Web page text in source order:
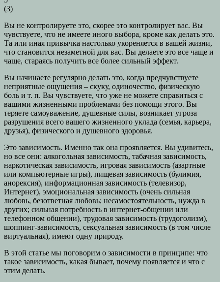
(3)
Вы не контролируете это, скорее это контролирует вас. Вы
чувствуете, что не имеете иного выбора, кроме как делать это.
Та или иная привычка настолько укореняется в вашей жизни,
что становится незаметной для вас. Вы делаете это все чаще и
чаще, стараясь получить все более сильный эффект.
Вы начинаете регулярно делать это, когда предчувствуете
неприятные ощущения – скуку, одиночество, физическую
боль и т. п. Вы чувствуете, что уже не можете справиться с
вашими жизненными проблемами без помощи этого. Вы
теряете самоуважение, душевные силы, возникает угроза
разрушения всего вашего жизненного уклада (семья, карьера,
друзья), физического и душевного здоровья.
Это зависимость. Именно так она проявляется. Вы удивитесь,
но все они: алкогольная зависимость, табачная зависимость,
наркотическая зависимость, игровая зависимость (азартные
или компьютерные игры), пищевая зависимость (булимия,
анорексия), информационная зависимость (телевизор,
Интернет), эмоциональная зависимость (очень сильная
любовь, безответная любовь; несамостоятельность, нужда в
других; сильная потребность в интернет-общении или
телефонном общении), трудовая зависимость (трудоголизм),
шоппинг-зависимость, сексуальная зависимость (в том числе
виртуальная), имеют одну природу.
В этой статье мы поговорим о зависимости в принципе: что
такое зависимость, какая бывает, почему появляется и что с
этим делать.